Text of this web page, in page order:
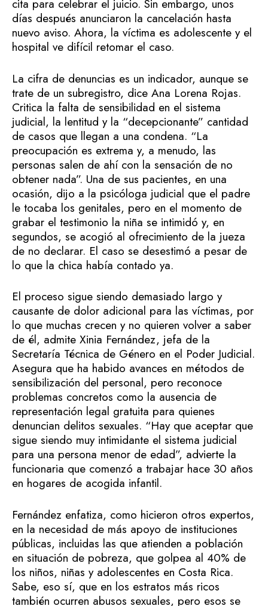
cita para celebrar el juicio. Sin embargo, unos
días después anunciaron la cancelación hasta
nuevo aviso. Ahora, la víctima es adolescente y el
hospital ve difícil retomar el caso.
La cifra de denuncias es un indicador, aunque se
trate de un subregistro, dice Ana Lorena Rojas.
Critica la falta de sensibilidad en el sistema
judicial, la lentitud y la “decepcionante” cantidad
de casos que llegan a una condena. “La
preocupación es extrema y, a menudo, las
personas salen de ahí con la sensación de no
obtener nada”. Una de sus pacientes, en una
ocasión, dijo a la psicóloga judicial que el padre
le tocaba los genitales, pero en el momento de
grabar el testimonio la niña se intimidó y, en
segundos, se acogió al ofrecimiento de la jueza
de no declarar. El caso se desestimó a pesar de
lo que la chica había contado ya.
El proceso sigue siendo demasiado largo y
causante de dolor adicional para las víctimas, por
lo que muchas crecen y no quieren volver a saber
de él, admite Xinia Fernández, jefa de la
Secretaría Técnica de Género en el Poder Judicial.
Asegura que ha habido avances en métodos de
sensibilización del personal, pero reconoce
problemas concretos como la ausencia de
representación legal gratuita para quienes
denuncian delitos sexuales. “Hay que aceptar que
sigue siendo muy intimidante el sistema judicial
para una persona menor de edad”, advierte la
funcionaria que comenzó a trabajar hace 30 años
en hogares de acogida infantil.
Fernández enfatiza, como hicieron otros expertos,
en la necesidad de más apoyo de instituciones
públicas, incluidas las que atienden a población
en situación de pobreza, que golpea al 40% de
los niños, niñas y adolescentes en Costa Rica.
Sabe, eso sí, que en los estratos más ricos
también ocurren abusos sexuales, pero esos se